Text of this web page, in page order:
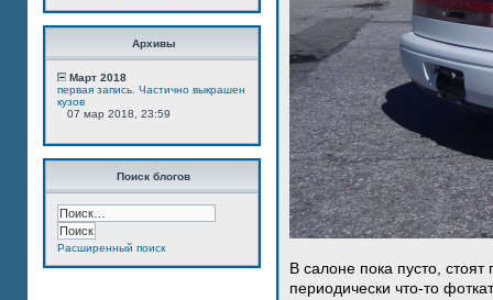
Архивы
Март 2018
первая запись. Частично выкрашен
кузов
07 мар 2018, 23:59
Поиск блогов
Расширенный поиск
В салоне пока пусто,
периодически что-то